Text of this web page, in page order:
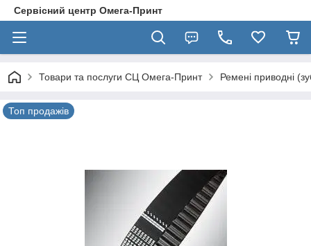
Сервісний центр Омега-Принт
Товари та послуги СЦ Омега-Принт Ремені приводні
Топ продажів